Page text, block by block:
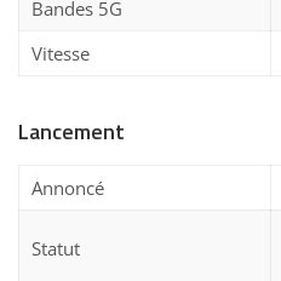
Bandes 5G
Vitesse
Lancement
Annoncé
Statut